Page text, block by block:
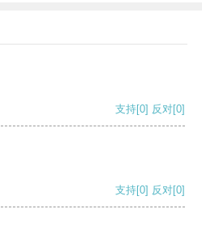
支持[0] 反对[0]
支持[0] 反对[0]